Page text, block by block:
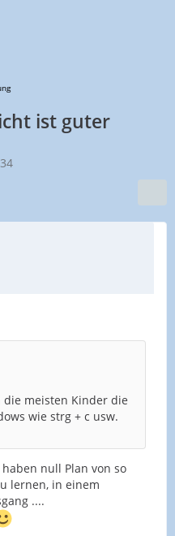
ist guter
die meisten Kinder die
wie strg + c usw.
null Plan von so
lernen, in einem
....